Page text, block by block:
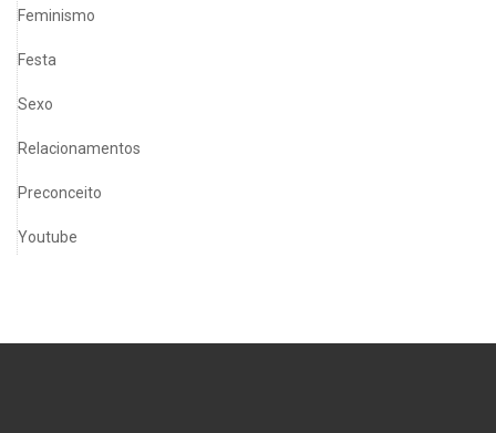
Feminismo
Festa
Sexo
Relacionamentos
Preconceito
Youtube